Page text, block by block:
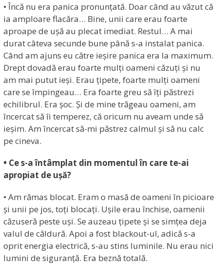
• Încă nu era panica pronunțată. Doar când au văzut că
ia amploare flacăra… Bine, unii care erau foarte
aproape de ușă au plecat imediat. Restul… A mai
durat câteva secunde bune până s-a instalat panica.
Când am ajuns eu către ieșire panica era la maximum.
Drept dovadă erau foarte mulți oameni căzuți și nu
am mai putut ieși. Erau țipete, foarte mulți oameni
care se împingeau… Era foarte greu să îți păstrezi
echilibrul. Era șoc. Și de mine trăgeau oameni, am
încercat să îi temperez, că oricum nu aveam unde să
ieșim. Am încercat să-mi păstrez calmul și să nu calc
pe cineva.
• Ce s-a întâmplat din momentul în care te-ai
apropiat de ușă?
• Am rămas blocat. Eram o masă de oameni în picioare
și unii pe jos, toți blocați. Ușile erau închise, oamenii
căzuseră peste uși. Se auzeau țipete și se simțea deja
valul de căldură. Apoi a fost blackout-ul, adică s-a
oprit energia electrică, s-au stins luminile. Nu erau nici
lumini de siguranță. Era beznă totală.